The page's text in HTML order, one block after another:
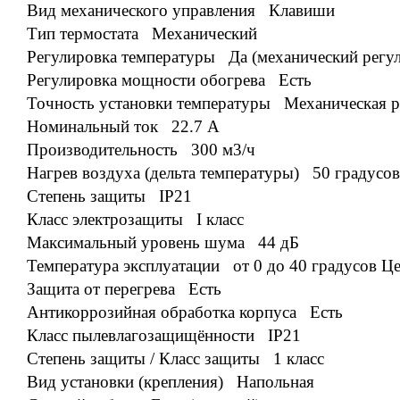
Вид механического управления Клавиши
Тип термостата Механический
Регулировка температуры Да (механический
Регулировка мощности обогрева Есть
Точность установки температуры Механическая
Номинальный ток 22.7 А
Производительность 300 м3/ч
Нагрев воздуха (дельта температуры) 50
Степень защиты IP21
Класс электрозащиты I класс
Максимальный уровень шума 44 дБ
Температура эксплуатации от 0 до 40 градусов
Защита от перегрева Есть
Антикоррозийная обработка корпуса Есть
Класс пылевлагозащищённости IP21
Степень защиты / Класс защиты 1 класс
Вид установки (крепления) Напольная